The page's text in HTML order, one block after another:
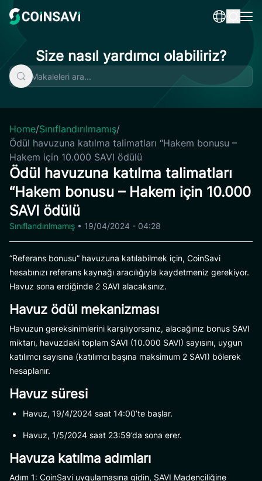
content
Size nasıl yardımcı olabiliriz?
Home/Sınıflandırılmamış/
Ödül havuzuna katılma talimatları “Hakem bonusu –
Hakem için 10.000 SAVI ödülü
Ödül havuzuna katılma talimatları
“Hakem bonusu – Hakem için 10.000
SAVI ödülü
Sınıflandırılmamış • 19/04/2024 - 04:28
“Referans bonusu” havuzuna katılabilmek için, CoinSavi
hesabınızı referans kaynağı aracılığıyla kaydetmeniz gerekiyor.
Havuz sona erdiğinde 2 SAVI alacaksınız.
Havuz ödül mekanizması
Havuzun gereksinimlerini karşılıyorsanız, alacağınız bonus SAVI
miktarı, havuzdaki toplam SAVI (10.000 SAVI) sayısını, uygun
katılımcı sayısına (katılımcı başına maksimum 2 SAVI) bölerek
hesaplanır.
Havuz süresi
Havuz, 19/4/2024 saat 14:00’te başlar.
Havuz, 1/5/2024 saat 23:59’da sona erer.
Havuza katılma adımları
Adım 1: CoinSavi uygulamasına gidin, SAVI Madenciliğine